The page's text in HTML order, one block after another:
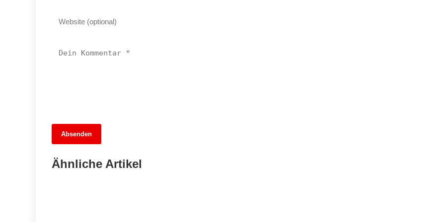
Absenden
Ähnliche Artikel
MuseumsMeileMitte: Berlins neues
kulturelles Herz schlägt am